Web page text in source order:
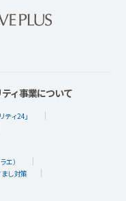
ィ事業について
ィ24」
エ）
し対策